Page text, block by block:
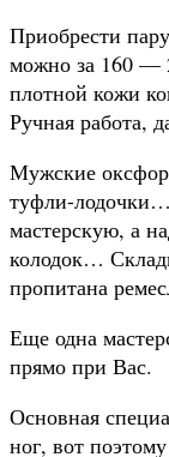
Приобрести
можно за 160 —
плотной кожи
Ручная работа,
Мужские
туфли-лодочки…
мастерскую, а
колодок…
пропитана
Еще одна
прямо при Вас.
Основная
ног, вот